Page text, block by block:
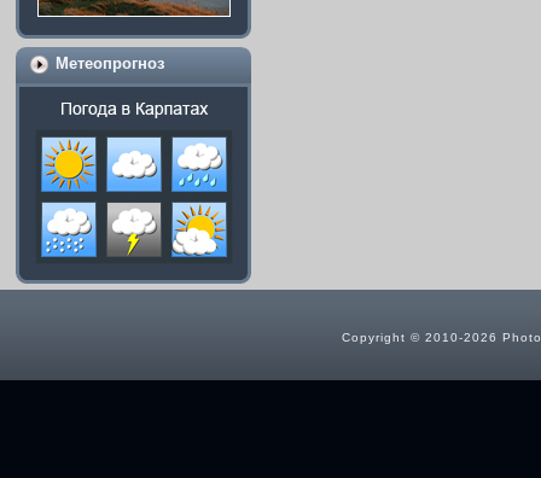
Метеопрогноз
Copyright © 2010-2026